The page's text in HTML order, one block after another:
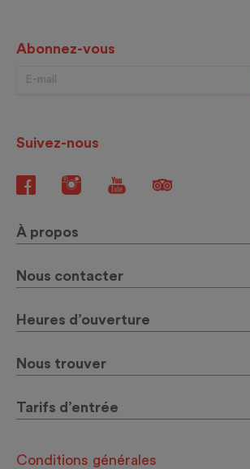
Abonnez-vous
Suivez-nous
À propos
Nous contacter
Heures d’ouverture
Nous trouver
Tarifs d’entrée
Conditions générales